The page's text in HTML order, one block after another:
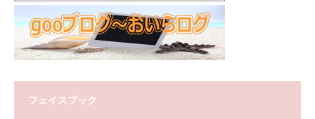
フェイスブック